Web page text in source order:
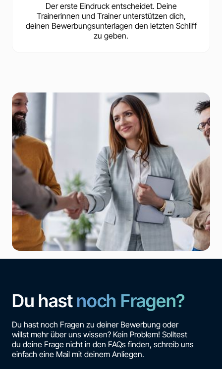
Der erste Eindruck entscheidet. Deine
Trainerinnen und Trainer unterstützen dich,
deinen Bewerbungsunterlagen den letzten Schliff
zu geben.
Du hastnoch Fragen?
Du hast noch Fragen zu deiner Bewerbung oder
willst mehr über uns wissen? Kein Problem! Solltest
du deine Frage nicht in den FAQs finden, schreib uns
einfach eine Mail mit deinem Anliegen.